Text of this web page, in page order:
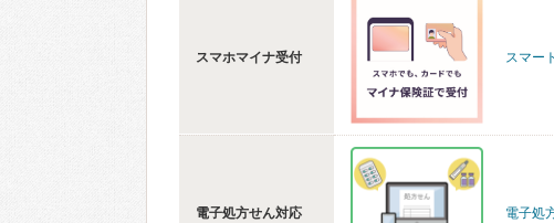
スマホマイナ受付 スマー
電子処方せん対応 電子処